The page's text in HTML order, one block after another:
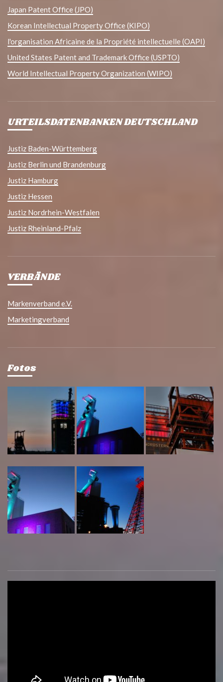
Japan Patent Office (JPO)
Korean Intellectual Property Office (KIPO)
l'organisation Africaine de la Propriété intellectuelle (OAPI)
United States Patent and Trademark Office (USPTO)
World Intellectual Property Organization (WIPO)
URTEILSDATENBANKEN DEUTSCHLAND
Justiz Baden-Württemberg
Justiz Berlin und Brandenburg
Justiz Hamburg
Justiz Hessen
Justiz Nordrhein-Westfalen
Justiz Rheinland-Pfalz
VERBÄNDE
Markenverband e.V.
Marketingverband
Fotos